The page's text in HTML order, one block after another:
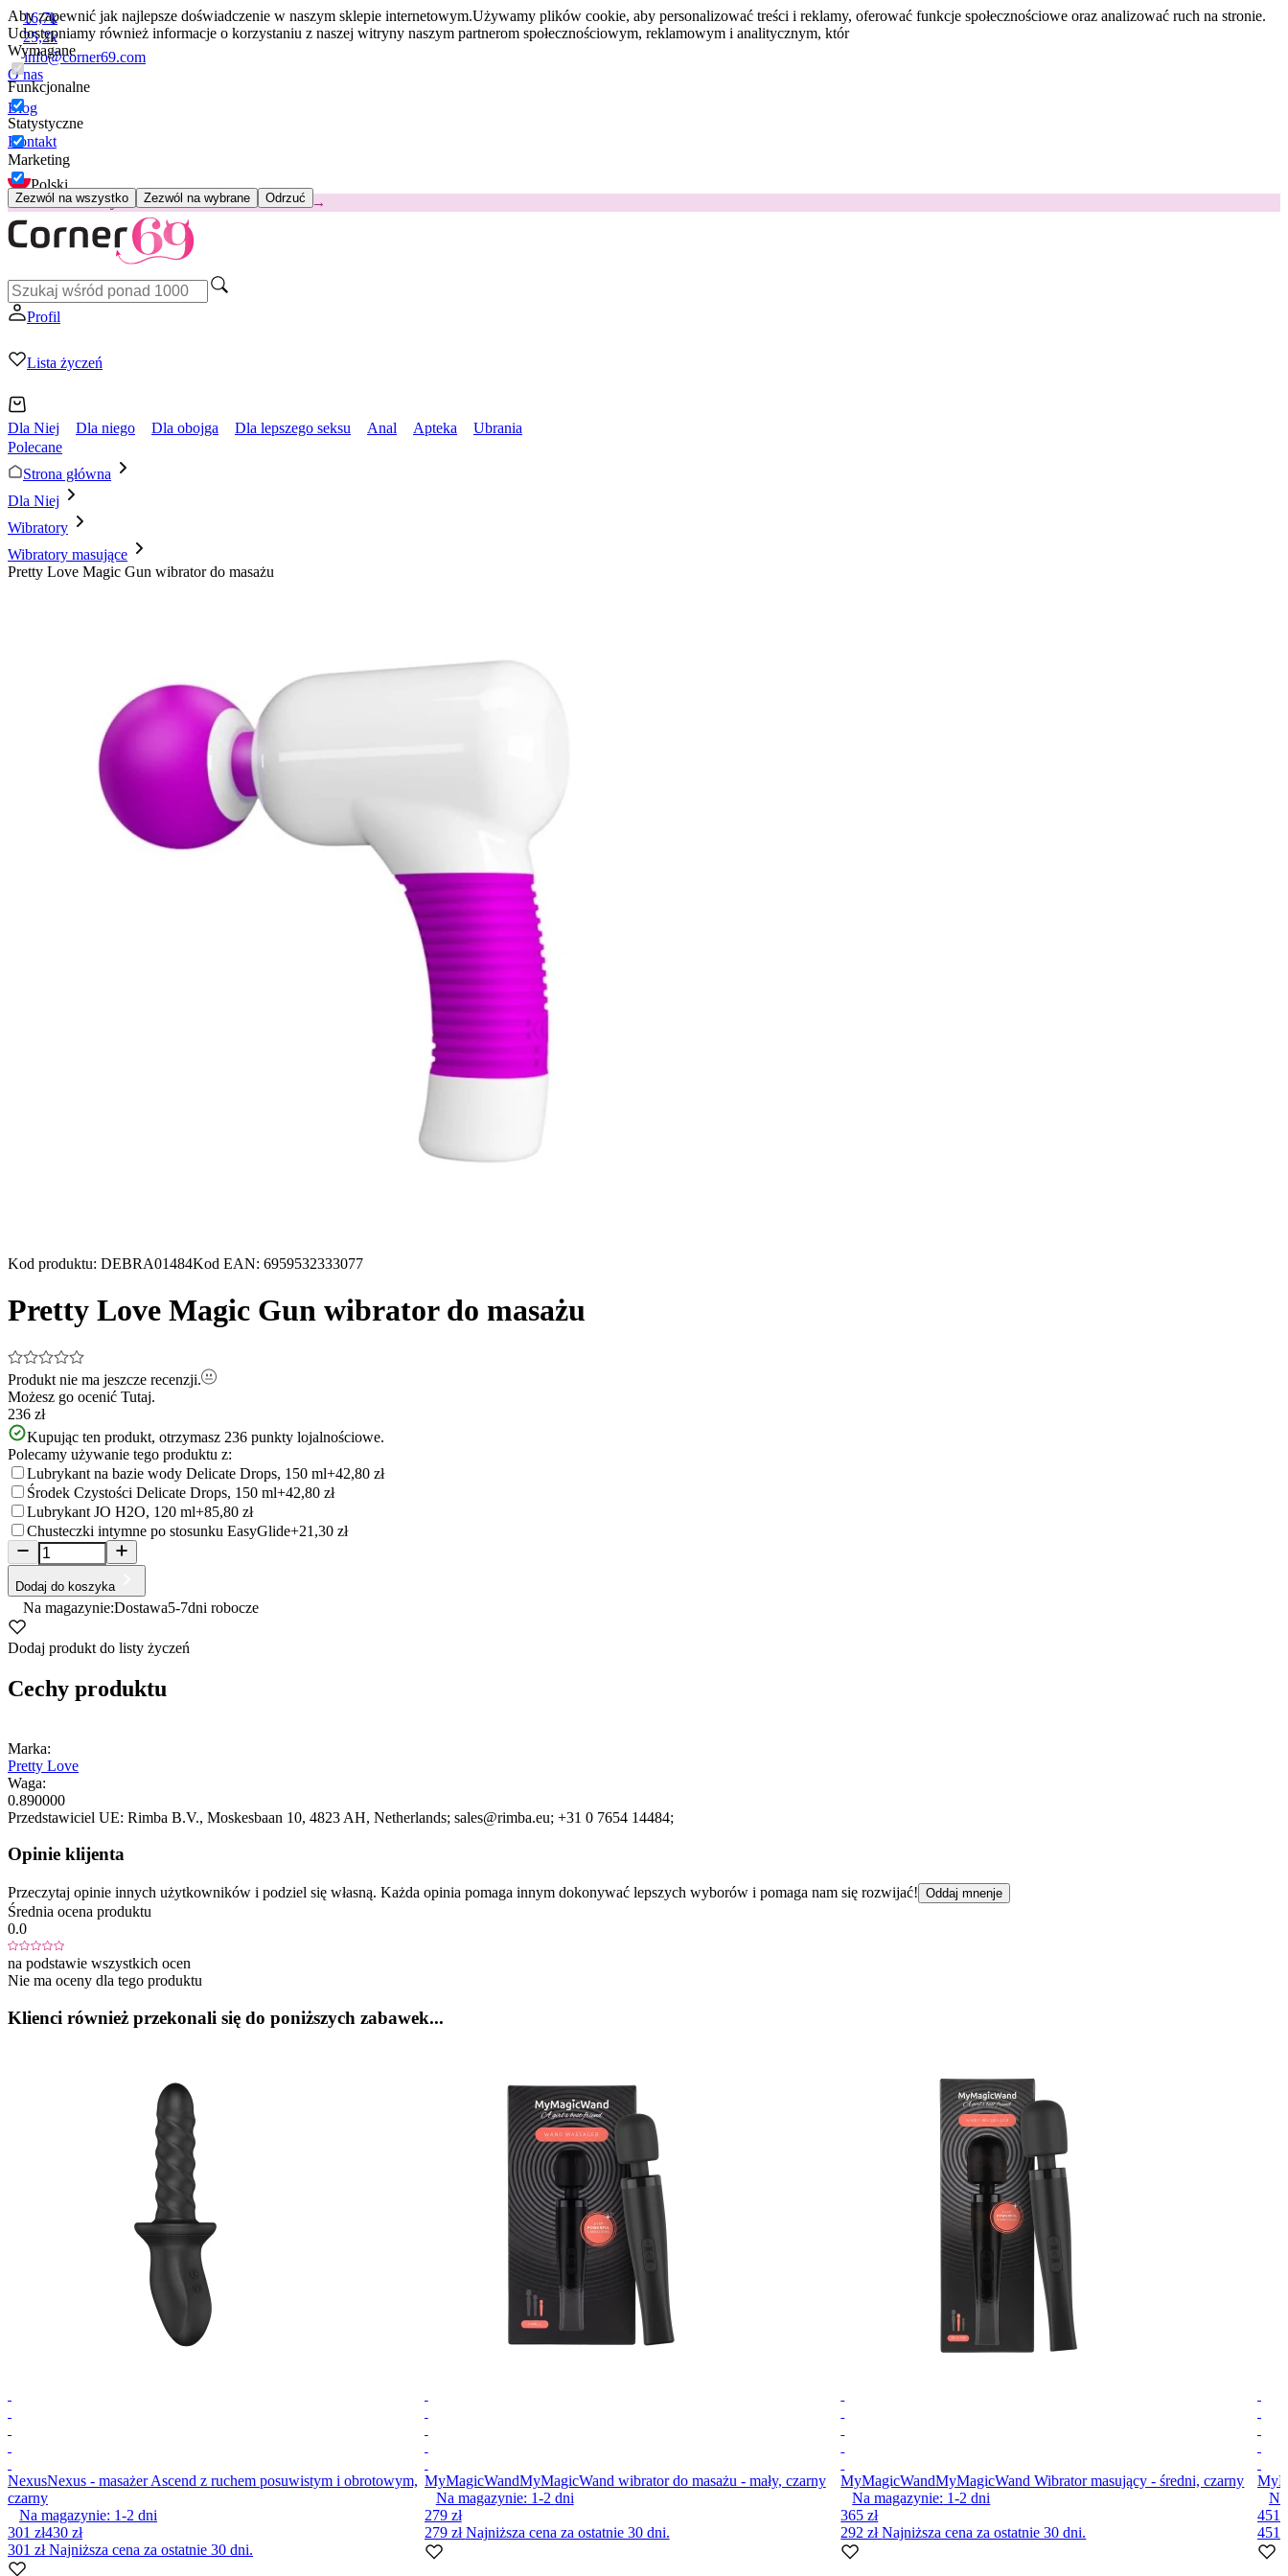
Aby zapewnić jak najlepsze doświadczenie w naszym sklepie internetowym.Używamy plików cookie, aby personalizować treści i reklamy, oferować funkcje społecznościowe oraz analizować ruch na stronie.
Udostępniamy również informacje o korzystaniu z naszej witryny naszym partnerom społecznościowym, reklamowym i analitycznym, któr
Wymagane
Funkcjonalne
Statystyczne
Marketing
Zezwól na wszystko Zezwól na wybrane Odrzuć
16,7k
25,2k
info@corner69.com
O nas
Blog
Kontakt
Polski
😽Svakom Klitty: 65 zł TANIEJKod: KLITTY →
Profil
Lista życzeń
Dla Niej Dla niego Dla obojga Dla lepszego seksu Anal Apteka
Ubrania
Polecane
Strona główna
Dla Niej
Wibratory
Wibratory masujące
Pretty Love Magic Gun wibrator do masażu
Kod produktu: DEBRA01484Kod EAN: 6959532333077
Pretty Love Magic Gun wibrator do masażu
Produkt nie ma jeszcze recenzji.
Możesz go ocenić Tutaj.
236 zł
Kupując ten produkt, otrzymasz 236 punkty lojalnościowe.
Polecamy używanie tego produktu z:
Lubrykant na bazie wody Delicate Drops, 150 ml+42,80 zł
Środek Czystości Delicate Drops, 150 ml+42,80 zł
Lubrykant JO H2O, 120 ml+85,80 zł
Chusteczki intymne po stosunku EasyGlide+21,30 zł
Dodaj do koszyka
Na magazynie:Dostawa5-7dni robocze
Dodaj produkt do listy życzeń
Cechy produktu
Marka:
Pretty Love
Waga:
0.890000
Przedstawiciel UE: Rimba B.V., Moskesbaan 10, 4823 AH, Netherlands; sales@rimba.eu; +31 0 7654 14484;
Opinie klijenta
Przeczytaj opinie innych użytkowników i podziel się własną. Każda opinia pomaga innym dokonywać lepszych wyborów i pomaga nam się rozwijać! Oddaj mnenje
Średnia ocena produktu
0.0
na podstawie wszystkich ocen
Nie ma oceny dla tego produktu
Klienci również przekonali się do poniższych zabawek...
NexusNexus - masażer Ascend z ruchem posuwistym i obrotowym,
czarny
Na magazynie: 1-2 dni
301 zł430 zł
301 złNajniższa cena za ostatnie 30 dni.
MyMagicWandMyMagicWand wibrator do masażu - mały, czarny
Na magazynie: 1-2 dni
279 zł
279 złNajniższa cena za ostatnie 30 dni.
MyMagicWandMyMagicWand Wibrator masujący - średni, czarny
Na magazynie: 1-2dni
365 zł
292 złNajniższa cena za ostatnie 30 dni.
451
451